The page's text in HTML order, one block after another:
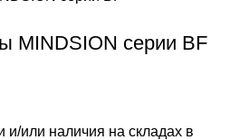
MINDSION серии BF
и/или наличия на складах в